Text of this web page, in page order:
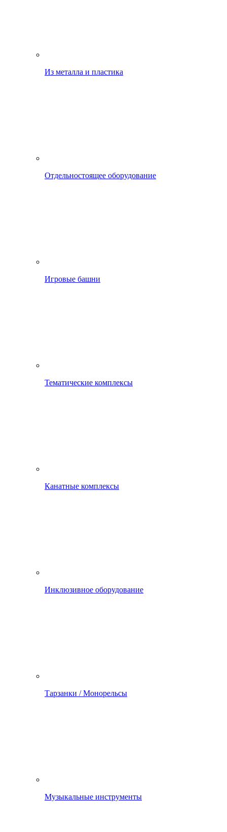
Из металла и пластика
Отдельностоящее оборудование
Игровые башни
Тематические комплексы
Канатные комплексы
Инклюзивное оборудование
Тарзанки / Монорельсы
Музыкальные инструменты